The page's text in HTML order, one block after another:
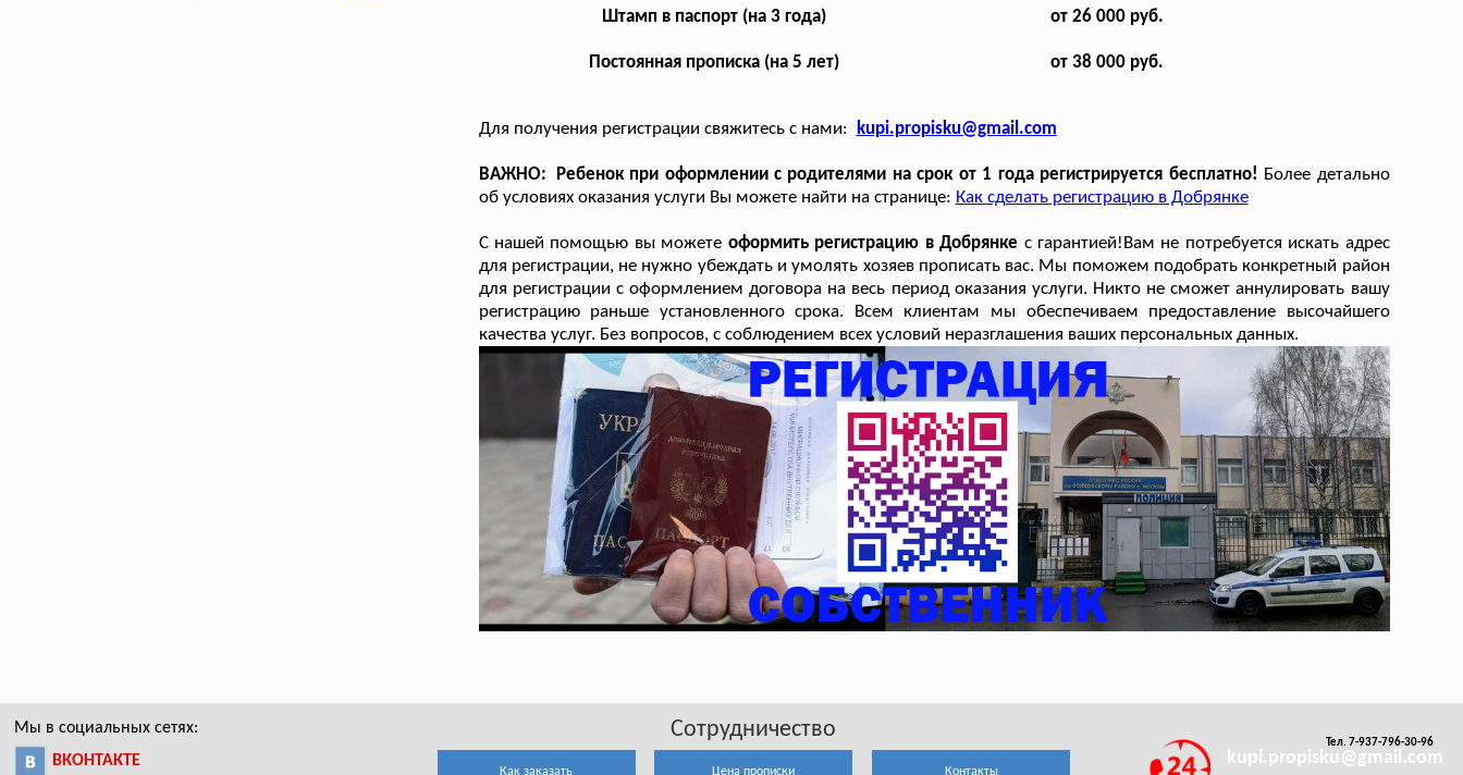
Штамп в паспорт (на 3 года) от 26 000 руб.
Постоянная прописка (на 5 лет) от 38 000 руб.
Для получения регистрации свяжитесь с нами: kupi.propisku@gmail.com
ВАЖНО: Ребенок при оформлении с родителями на срок от 1 года регистрируется бесплатно! Более детально
об условиях оказания услуги Вы можете найти на странице: Как сделать регистрацию в Добрянке
С нашей помощью вы можете оформить регистрацию в Добрянке с гарантией!Вам не потребуется искать адрес
для регистрации, не нужно убеждать и умолять хозяев прописать вас. Мы поможем подобрать конкретный район
для регистрации с оформлением договора на весь период оказания услуги. Никто не сможет аннулировать вашу
регистрацию раньше установленного срока. Всем клиентам мы обеспечиваем предоставление высочайшего
качества услуг. Без вопросов, с соблюдением всех условий неразглашения ваших персональных данных.
Мы в социальных сетях:
ВКОНТАКТЕ
Сотрудничество
Как заказать Цена прописки Контакты
Тел. 7-937-796-30-96
kupi.propisku@gmail.com